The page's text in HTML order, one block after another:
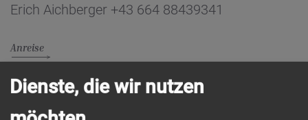
Erich Aichberger +43 664 88439341‬
Anreise
Dienste, die wir nutzen